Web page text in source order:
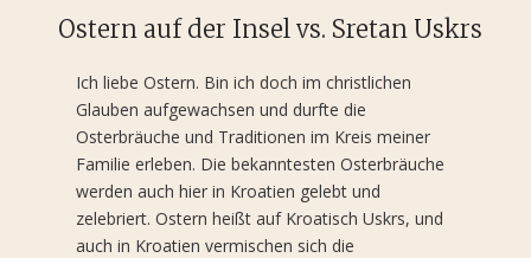
Ostern auf der Insel vs. Sretan Uskrs
Ich liebe Ostern. Bin ich doch im christlichen
Glauben aufgewachsen und durfte die
Osterbräuche und Traditionen im Kreis meiner
Familie erleben. Die bekanntesten Osterbräuche
werden auch hier in Kroatien gelebt und
zelebriert. Ostern heißt auf Kroatisch Uskrs, und
auch in Kroatien vermischen sich die